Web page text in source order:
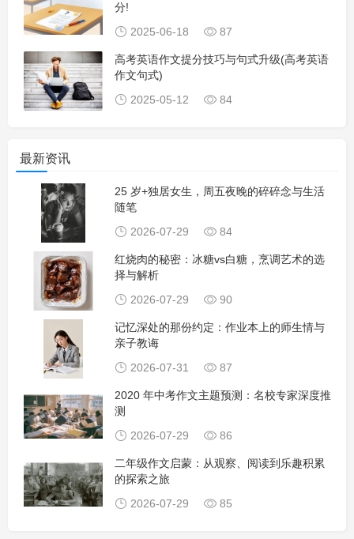
分!
2025-06-18
87
高考英语作文提分技巧与句式升级(高考英语
作文句式)
2025-05-12
84
最新资讯
25 岁+独居女生，周五夜晚的碎碎念与生活
随笔
2026-07-29
84
红烧肉的秘密：冰糖vs白糖，烹调艺术的选
择与解析
2026-07-29
90
记忆深处的那份约定：作业本上的师生情与
亲子教诲
2026-07-31
87
2020 年中考作文主题预测：名校专家深度推
测
2026-07-29
86
二年级作文启蒙：从观察、阅读到乐趣积累
的探索之旅
2026-07-29
85